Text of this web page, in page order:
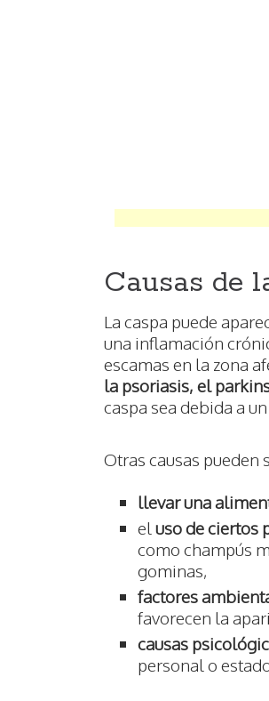
Causas de
La caspa puede
una inflamación
escamas en la zona
la psoriasis, el
caspa sea debida a
Otras causas pueden
llevar una
el uso de ciertos
como champús
gominas,
factores
favorecen la
causas
personal o